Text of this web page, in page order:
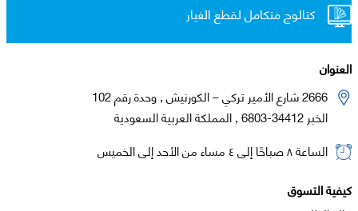
كتالوج متكامل لقطع الغيار
العنوان
2666 شارع الأمير تركي – الكورنيش , وحدة رقم 102
الخبر 34412-6803 , المملكة العربية السعودية
الساعة ٨ صباحًا إلى ٤ مساء من الأحد إلى الخميس
كيفية التسوق